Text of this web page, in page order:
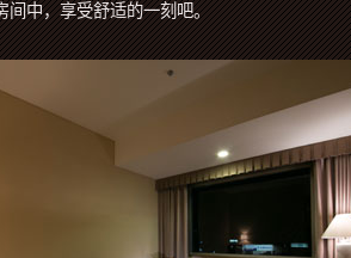
间中，享受舒适的一刻吧。